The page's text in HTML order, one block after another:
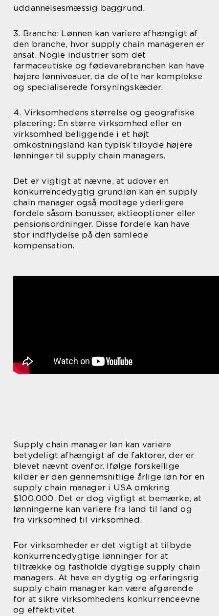
uddannelsesmæssig baggrund.
3. Branche: Lønnen kan variere afhængigt af
den branche, hvor supply chain manageren er
ansat. Nogle industrier som det
farmaceutiske og fødevarebranchen kan have
højere lønniveauer, da de ofte har komplekse
og specialiserede forsyningskæder.
4. Virksomhedens størrelse og geografiske
placering: En større virksomhed eller en
virksomhed beliggende i et højt
omkostningsland kan typisk tilbyde højere
lønninger til supply chain managers.
Det er vigtigt at nævne, at udover en
konkurrencedygtig grundløn kan en supply
chain manager også modtage yderligere
fordele såsom bonusser, aktieoptioner eller
pensionsordninger. Disse fordele kan have
stor indflydelse på den samlede
kompensation.
Supply chain manager løn kan variere
betydeligt afhængigt af de faktorer, der er
blevet nævnt ovenfor. Ifølge forskellige
kilder er den gennemsnitlige årlige løn for en
supply chain manager i USA omkring
$100.000. Det er dog vigtigt at bemærke, at
lønningerne kan variere fra land til land og
fra virksomhed til virksomhed.
For virksomheder er det vigtigt at tilbyde
konkurrencedygtige lønninger for at
tiltrække og fastholde dygtige supply chain
managers. At have en dygtig og erfaringsrig
supply chain manager kan være afgørende
for at sikre virksomhedens konkurrenceevne
og effektivitet.